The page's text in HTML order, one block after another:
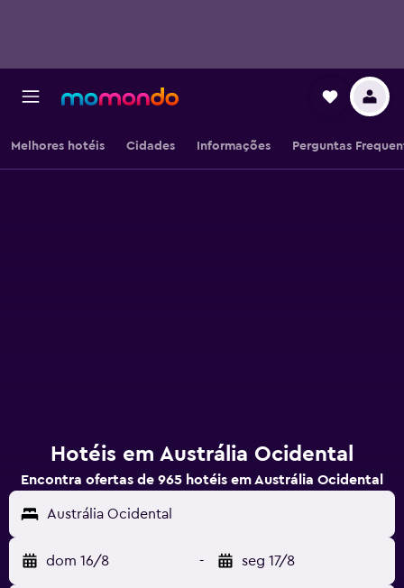
Melhores hotéis Cidades Informações Perguntas
Hotéis em Austrália Ocidental
Encontra ofertas de 965 hotéis em Austrália Ocidental
Austrália Ocidental
dom 16/8 - seg 17/8